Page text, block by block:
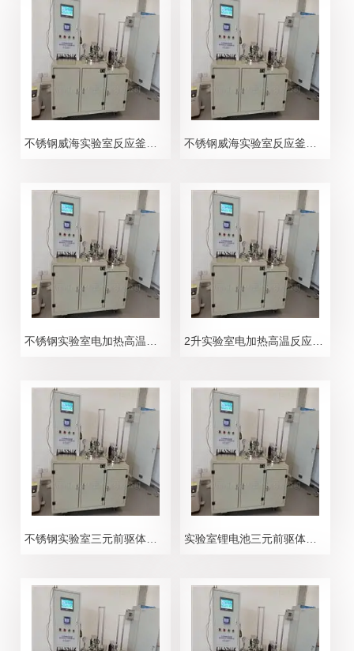
不锈钢威海实验室反应釜操作流程 不锈钢威海实验室反应釜结构
不锈钢实验室电加热高温反应釜使用方法 2升实验室电加热高温反应釜材料
不锈钢实验室三元前驱体反应釜设备 实验室锂电池三元前驱体反应釜型号